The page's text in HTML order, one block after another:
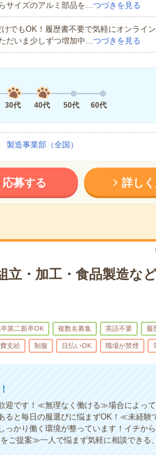
サイズのアルミ部品を…つづきを見る
でもOK！履歴書不要で気軽にオンライ
だいま少しずつ増加中…つづきを見る
30代 40代 50代 60代
造事業部（全国）
応募する 詳し
立・加工・食品製造な
卒第二新卒OK 複数名募集 英語不要 履
支給 制服 日払いOK 職場が禁煙
です！≪無理なく働ける≫場合によっ
ると毎日の服選びに悩まずOK！≪未経験
かり働く環境が整っています！イチか
ご提案≫一人で悩まず気軽に相談できる